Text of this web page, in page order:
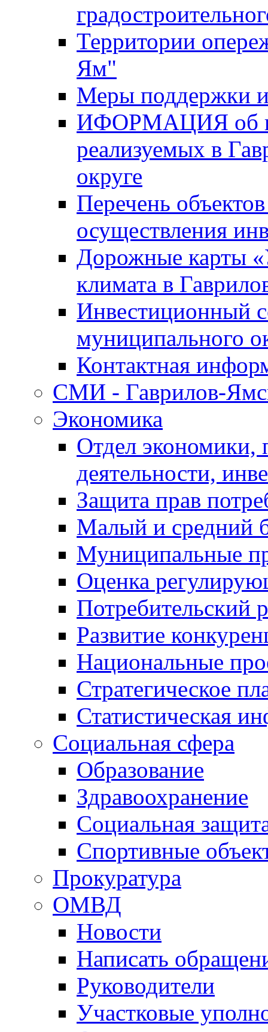
Территории
Ям"
Меры поддержки
ИФОРМАЦИЯ об
реализуемых в
округе
Перечень
осуществления
Дорожные карты
климата в
Инвестиционный
муниципального
Контактная
СМИ - Гаврилов-
Экономика
Отдел экономики,
деятельности,
Защита прав
Малый и средний
Муниципальные
Оценка
Потребительский
Развитие
Национальные
Стратегическое
Статистическая
Социальная сфера
Образование
Здравоохранение
Социальная
Спортивные
Прокуратура
ОМВД
Новости
Написать
Руководители
Участковые